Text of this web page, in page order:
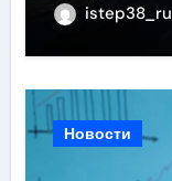
istep38_ru
Новости